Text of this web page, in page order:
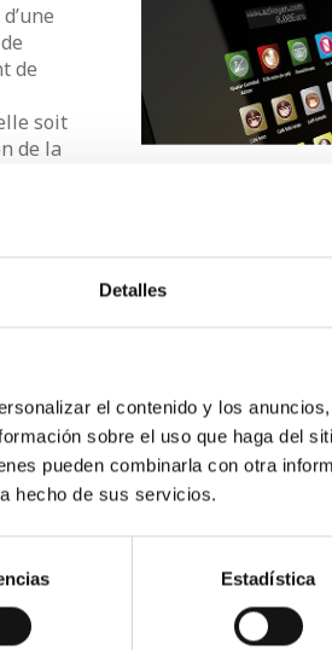
Detalles
el contenido y los
sobre el uso que haga del
pueden combinarla con otra
hecho de sus servicios.
Estadística
de
soit
de la